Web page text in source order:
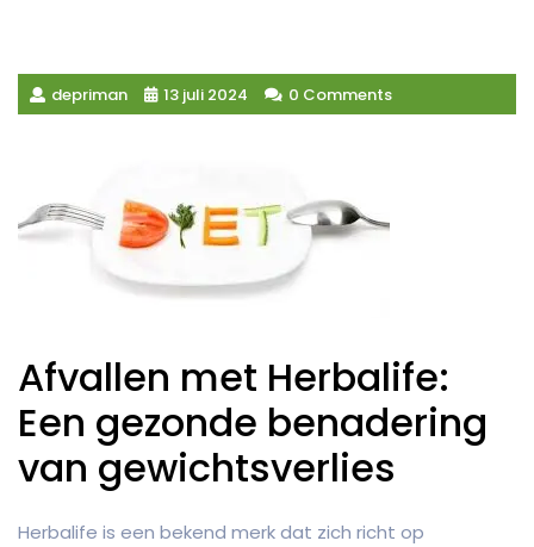
depriman 13 juli 2024 0 Comments
Afvallen met Herbalife:
Een gezonde benadering
van gewichtsverlies
Herbalife is een bekend merk dat zich richt op